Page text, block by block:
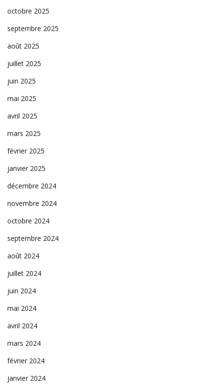
octobre 2025
septembre 2025
août 2025
juillet 2025
juin 2025
mai 2025
avril 2025
mars 2025
février 2025
janvier 2025
décembre 2024
novembre 2024
octobre 2024
septembre 2024
août 2024
juillet 2024
juin 2024
mai 2024
avril 2024
mars 2024
février 2024
janvier 2024